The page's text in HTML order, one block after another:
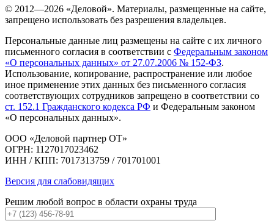
© 2012—2026 «Деловой». Материалы, размещенные на сайте,
запрещено использовать без разрешения владельцев.
Персональные данные лиц размещены на сайте с их личного
письменного согласия в соответствии с Федеральным законом
«О персональных данных» от 27.07.2006 № 152-ФЗ.
Использование, копирование, распространение или любое
иное применение этих данных без письменного согласия
соответствующих сотрудников запрещено в соответствии со
ст. 152.1 Гражданского кодекса РФ и Федеральным законом
«О персональных данных».
ООО «Деловой партнер ОТ»
ОГРН: 1127017023462
ИНН / КПП: 7017313759 / 701701001
Версия для слабовидящих
Решим любой вопрос в области охраны труда